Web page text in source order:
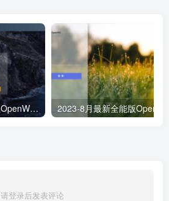
2023-10月最新全能版OpenWRT/LEDE x86/64 软路由稳定版固件下载含多主题及插件
请登录后发表评论